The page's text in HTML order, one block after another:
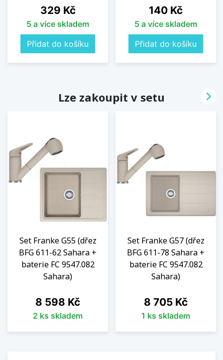
Cena
329 Kč
5 a více skladem
Přidat do košíku
Cena
140 Kč
5 a více skladem
Přidat do košíku
Lze zakoupit v setu
Set Franke G55 (dřez
BFG 611-62 Sahara +
baterie FC 9547.082
Sahara)
Cena
8 598 Kč
2 ks skladem
Set Franke G57 (dřez
BFG 611-78 Sahara +
baterie FC 9547.082
Sahara)
Cena
8 705 Kč
1 ks skladem
